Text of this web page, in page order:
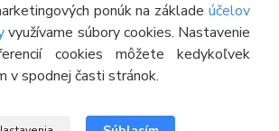
16:30)
ponúk na základeúčelov
využívame súbory cookies. Nastavenie
cookies môžete kedykoľvek
v spodnej časti stránok.